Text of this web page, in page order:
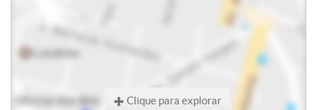
Clique para explorar